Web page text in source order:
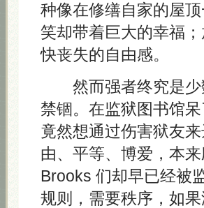
种像在修缮自家的屋
笑却带着巨大的幸福
快丧失的自由感。
然而强者终究是少
禁锢。在监狱图书馆
竟然想通过伤害狱友
由、平等、博爱，本
Brooks 们却早已经被
规则，需要秩序，如